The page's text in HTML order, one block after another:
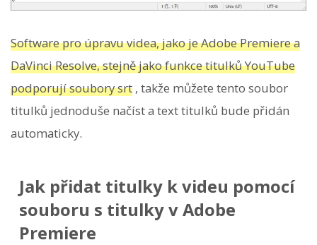
Software pro úpravu videa, jako je Adobe Premiere a
DaVinci Resolve, stejně jako funkce titulků YouTube
podporují soubory srt , takže můžete tento soubor
titulků jednoduše načíst a text titulků bude přidán
automaticky.
Jak přidat titulky k videu pomocí
souboru s titulky v Adobe
Premiere